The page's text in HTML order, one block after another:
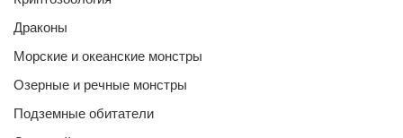
Драконы
Морские и океанские монстры
Озерные и речные монстры
Подземные обитатели